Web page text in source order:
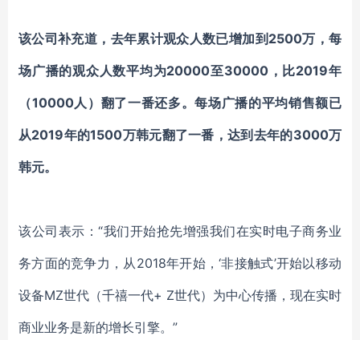
该公司补充道，去年累计观众人数已增加到 2500万，每
场广播的观众人数平均为20000至30000，比2019年
（10000人）翻了一番还多。每场广播的平均销售额已
从2019年的1500万韩元翻了一番，达到去年的3000万
韩元。
该公司表示： “我们开始抢先增强我们在实时电子商务业
务方面的竞争力，从2018年开始，‘非接触式’开始以移动
设备MZ世代（千禧一代+ Z世代）为中心传播， 现在实时
商业业务是新的增长引擎。 ”